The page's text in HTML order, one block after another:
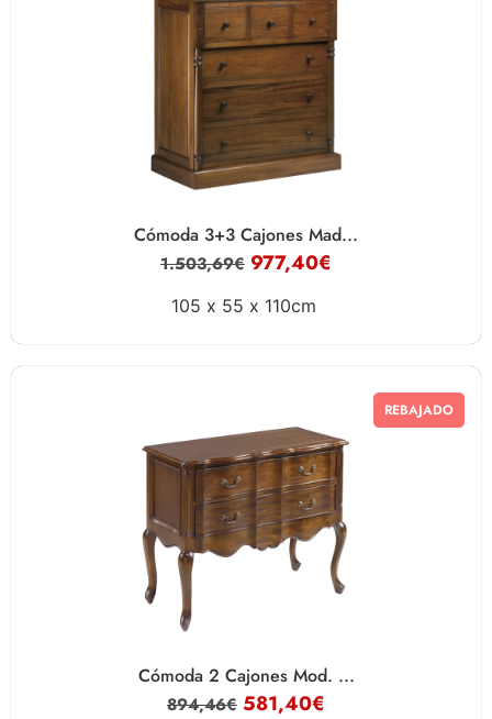
Cómoda 3+3 Cajones Mad...
1.503,69€ 977,40€
105 x 55 x 110cm
REBAJADO
Cómoda 2 Cajones Mod. ...
894,46€ 581,40€